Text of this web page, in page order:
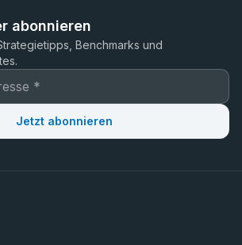
abonnieren
Benchmarks und
Jetzt abonnieren